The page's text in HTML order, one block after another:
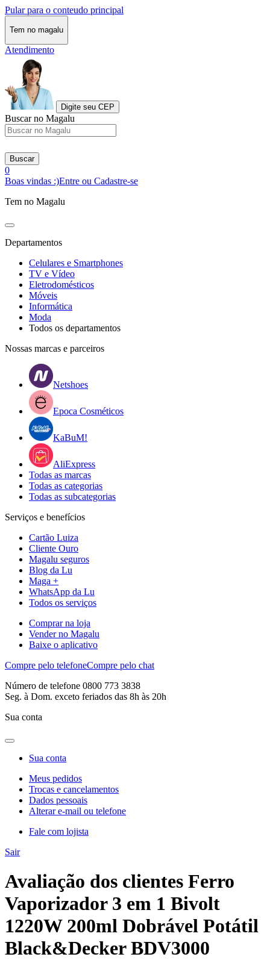
Pular para o conteudo principal
Tem no magalu
Atendimento
Digite seu CEP
Buscar no Magalu
Buscar
0
Boas vindas :)Entre ou Cadastre-se
Tem no Magalu
Departamentos
Celulares e Smartphones
TV e Vídeo
Eletrodomésticos
Móveis
Informática
Moda
Todos os departamentos
Nossas marcas e parceiros
Netshoes
Epoca Cosméticos
KaBuM!
AliExpress
Todas as marcas
Todas as categorias
Todas as subcategorias
Serviços e benefícios
Cartão Luiza
Cliente Ouro
Magalu seguros
Blog da Lu
Maga +
WhatsApp da Lu
Todos os serviços
Comprar na loja
Vender no Magalu
Baixe o aplicativo
Compre pelo telefoneCompre pelo chat
Número de telefone 0800 773 3838
Seg. à Dom. exceto feriados das 8h às 20h
Sua conta
Sua conta
Meus pedidos
Trocas e cancelamentos
Dados pessoais
Alterar e-mail ou telefone
Fale com lojista
Sair
Avaliação dos clientes Ferro
Vaporizador 3 em 1 Bivolt
1220W 200ml Dobrável Potátil
Black&Decker BDV3000